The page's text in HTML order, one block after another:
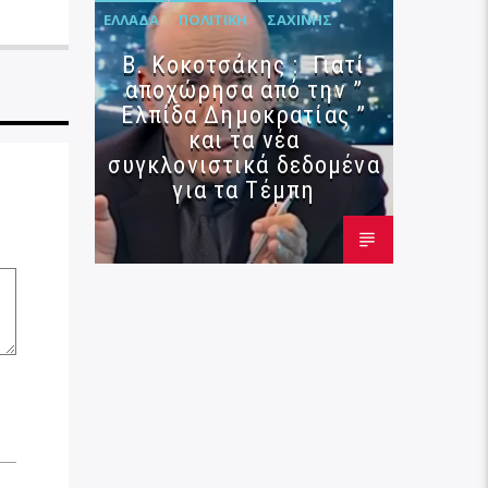
ΕΛΛΆΔΑ ΠΟΛΙΤΙΚΉ ΣΑΧΊΝΗΣ
Β. Κοκοτσάκης : Γιατί
αποχώρησα από την ”
Ελπίδα Δημοκρατίας ”
και τα νέα
συγκλονιστικά δεδομένα
για τα Τέμπη